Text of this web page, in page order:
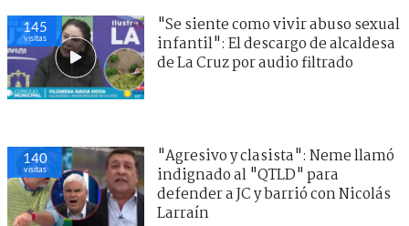
145
visitas
"Se siente como vivir abuso sexual
infantil": El descargo de alcaldesa
de La Cruz por audio filtrado
140
visitas
"Agresivo y clasista": Neme llamó
indignado al "QTLD" para
defender a JC y barrió con Nicolás
Larraín